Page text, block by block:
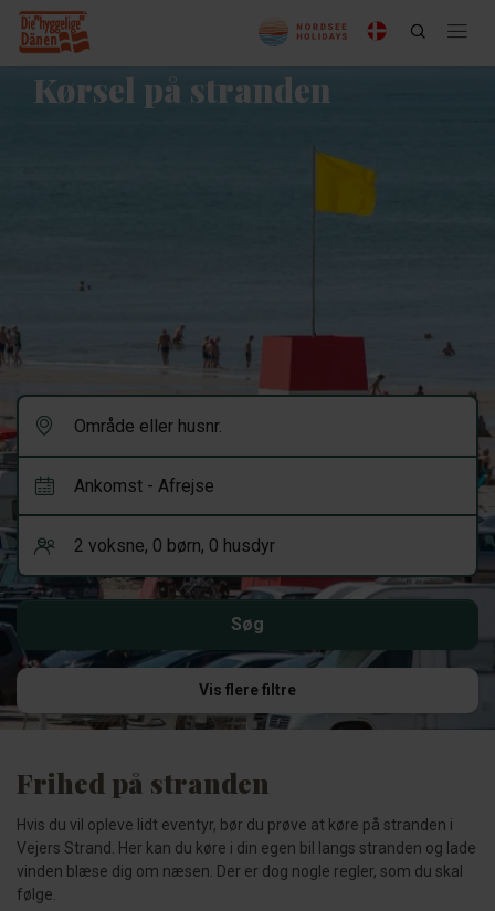
Kørsel på stranden
Vis flere filtre
Frihed på stranden
Hvis du vil opleve lidt eventyr, bør du prøve at køre på stranden i
Vejers Strand. Her kan du køre i din egen bil langs stranden og lade
vinden blæse dig om næsen. Der er dog nogle regler, som du skal
følge.